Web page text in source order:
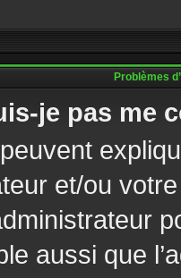
Problèmes
je pas me
et/ou
aussi que